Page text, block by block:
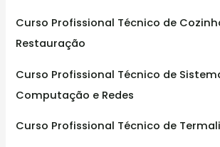
Curso Profissional Técnico de
Restauração
Curso Profissional Técnico de
Computação e Redes
Curso Profissional Técnico de